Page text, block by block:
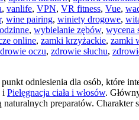
, vanlife, VPN, VR fitness, Vue,
, wine pairing, winiety drogowe,
, wybielanie zębów, wycena
online, zamki krzyżackie, zamki
oczu, zdrowie słuchu,
odniesienia dla osób, które
i Pielęgnacja ciała i włosów.
preparatów. Charakter